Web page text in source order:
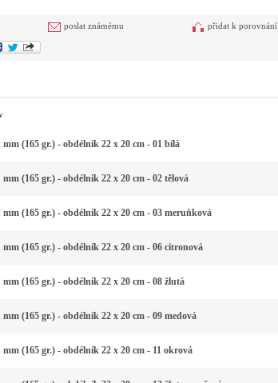
poslat známému přidat k porovnání
mm (165 gr.) - obdélník 22 x 20 cm - 01 bílá
mm (165 gr.) - obdélník 22 x 20 cm - 02 tělová
mm (165 gr.) - obdélník 22 x 20 cm - 03 meruňková
mm (165 gr.) - obdélník 22 x 20 cm - 06 citronová
mm (165 gr.) - obdélník 22 x 20 cm - 08 žlutá
mm (165 gr.) - obdélník 22 x 20 cm - 09 medová
mm (165 gr.) - obdélník 22 x 20 cm - 11 okrová